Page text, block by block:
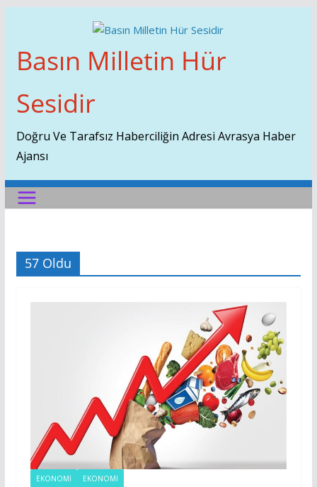
Content
Basın Milletin Hür
Sesidir
Doğru Ve Tarafsız Haberciliğin Adresi Avrasya Haber
Ajansı
57 Oldu
EKONOMİ EKONOMI